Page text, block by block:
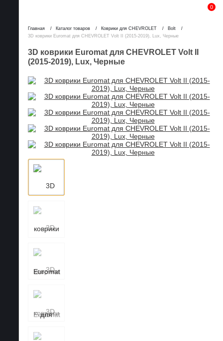
0
Главная Каталог товаров Коврики для CHEVROLET
Bolt
3D коврики Euromat для CHEVROLET Volt II (2015-2019), Lux, Черные
3D коврики Euromat для CHEVROLET Volt II
(2015-2019), Lux, Черные